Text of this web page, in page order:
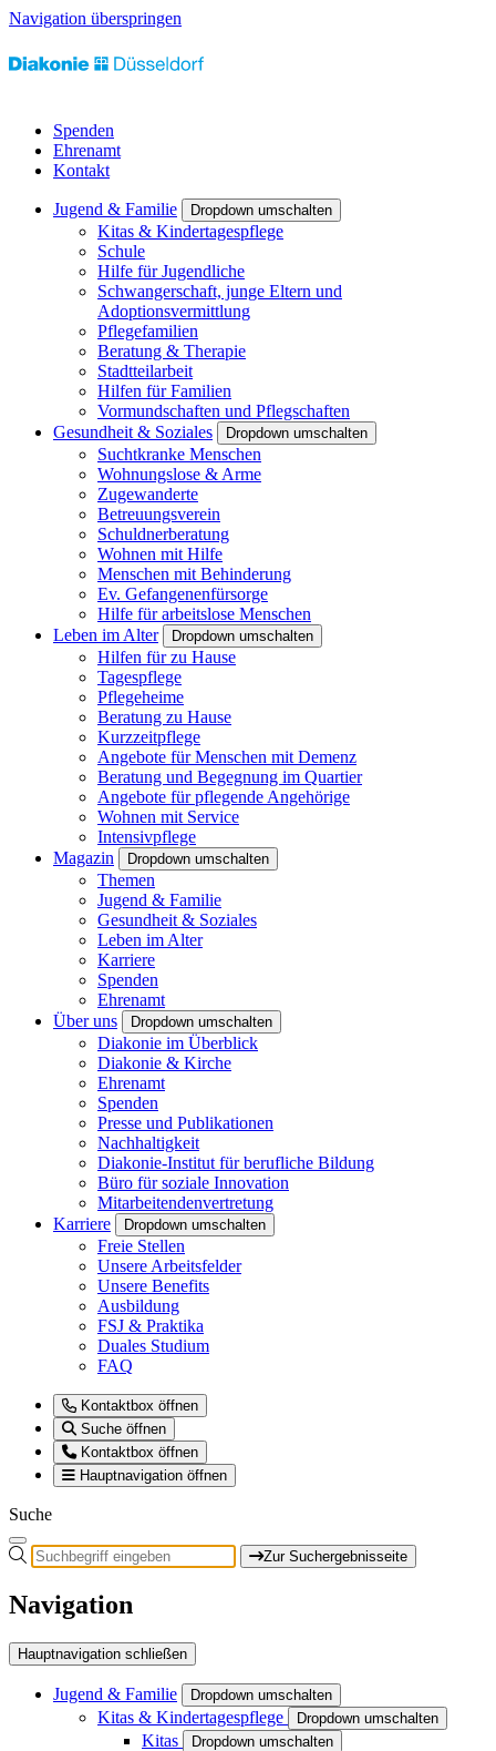
Navigation überspringen
Spenden
Ehrenamt
Kontakt
Jugend & Familie Dropdown umschalten
Kitas & Kindertagespflege
Schule
Hilfe für Jugendliche
Schwangerschaft, junge Eltern und
Adoptionsvermittlung
Pflegefamilien
Beratung & Therapie
Stadtteilarbeit
Hilfen für Familien
Vormundschaften und Pflegschaften
Gesundheit & Soziales
Dropdown umschalten
Suchtkranke Menschen
Wohnungslose & Arme
Zugewanderte
Betreuungsverein
Schuldnerberatung
Wohnen mit Hilfe
Menschen mit Behinderung
Ev. Gefangenenfürsorge
Hilfe für arbeitslose Menschen
Leben im Alter
Dropdown umschalten
Hilfen für zu Hause
Tagespflege
Pflegeheime
Beratung zu Hause
Kurzzeitpflege
Angebote für Menschen mit Demenz
Beratung und Begegnung im Quartier
Angebote für pflegende Angehörige
Wohnen mit Service
Intensivpflege
Magazin
Dropdown umschalten
Themen
Jugend & Familie
Gesundheit & Soziales
Leben im Alter
Karriere
Spenden
Ehrenamt
Über uns
Dropdown umschalten
Diakonie im Überblick
Diakonie & Kirche
Ehrenamt
Spenden
Presse und Publikationen
Nachhaltigkeit
Diakonie-Institut für berufliche Bildung
Büro für soziale Innovation
Mitarbeitendenvertretung
Karriere
Dropdown umschalten
Freie Stellen
Unsere Arbeitsfelder
Unsere Benefits
Ausbildung
FSJ & Praktika
Duales Studium
FAQ
Kontaktbox öffnen
Suche öffnen
Kontaktbox öffnen
Hauptnavigation öffnen
Suche
Zur Suchergebnisseite
Navigation
Hauptnavigation schließen
Jugend & Familie Dropdown umschalten
Kitas & Kindertagespflege Dropdown umschalten
Kitas Dropdown umschalten